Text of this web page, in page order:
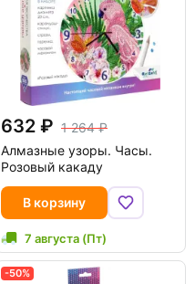
632
1 264
Алмазные узоры. Часы.
Розовый какаду
В корзину
7 августа (Пт)
-50%